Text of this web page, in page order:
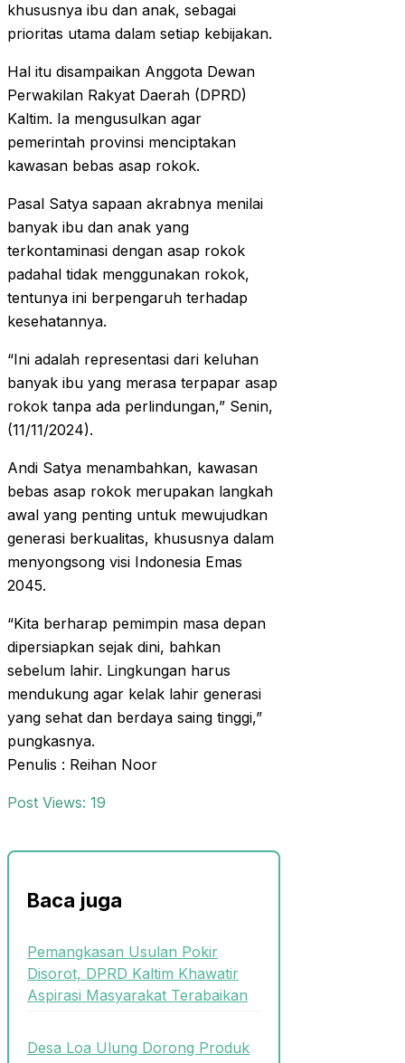
khususnya ibu dan anak, sebagai
prioritas utama dalam setiap kebijakan.
Hal itu disampaikan Anggota Dewan
Perwakilan Rakyat Daerah (DPRD)
Kaltim. Ia mengusulkan agar
pemerintah provinsi menciptakan
kawasan bebas asap rokok.
Pasal Satya sapaan akrabnya menilai
banyak ibu dan anak yang
terkontaminasi dengan asap rokok
padahal tidak menggunakan rokok,
tentunya ini berpengaruh terhadap
kesehatannya.
“Ini adalah representasi dari keluhan
banyak ibu yang merasa terpapar asap
rokok tanpa ada perlindungan,” Senin,
(11/11/2024).
Andi Satya menambahkan, kawasan
bebas asap rokok merupakan langkah
awal yang penting untuk mewujudkan
generasi berkualitas, khususnya dalam
menyongsong visi Indonesia Emas
2045.
“Kita berharap pemimpin masa depan
dipersiapkan sejak dini, bahkan
sebelum lahir. Lingkungan harus
mendukung agar kelak lahir generasi
yang sehat dan berdaya saing tinggi,”
pungkasnya.
Penulis : Reihan Noor
Post Views: 19
Baca juga
Pemangkasan Usulan Pokir
Disorot, DPRD Kaltim Khawatir
Aspirasi Masyarakat Terabaikan
Desa Loa Ulung Dorong Produk